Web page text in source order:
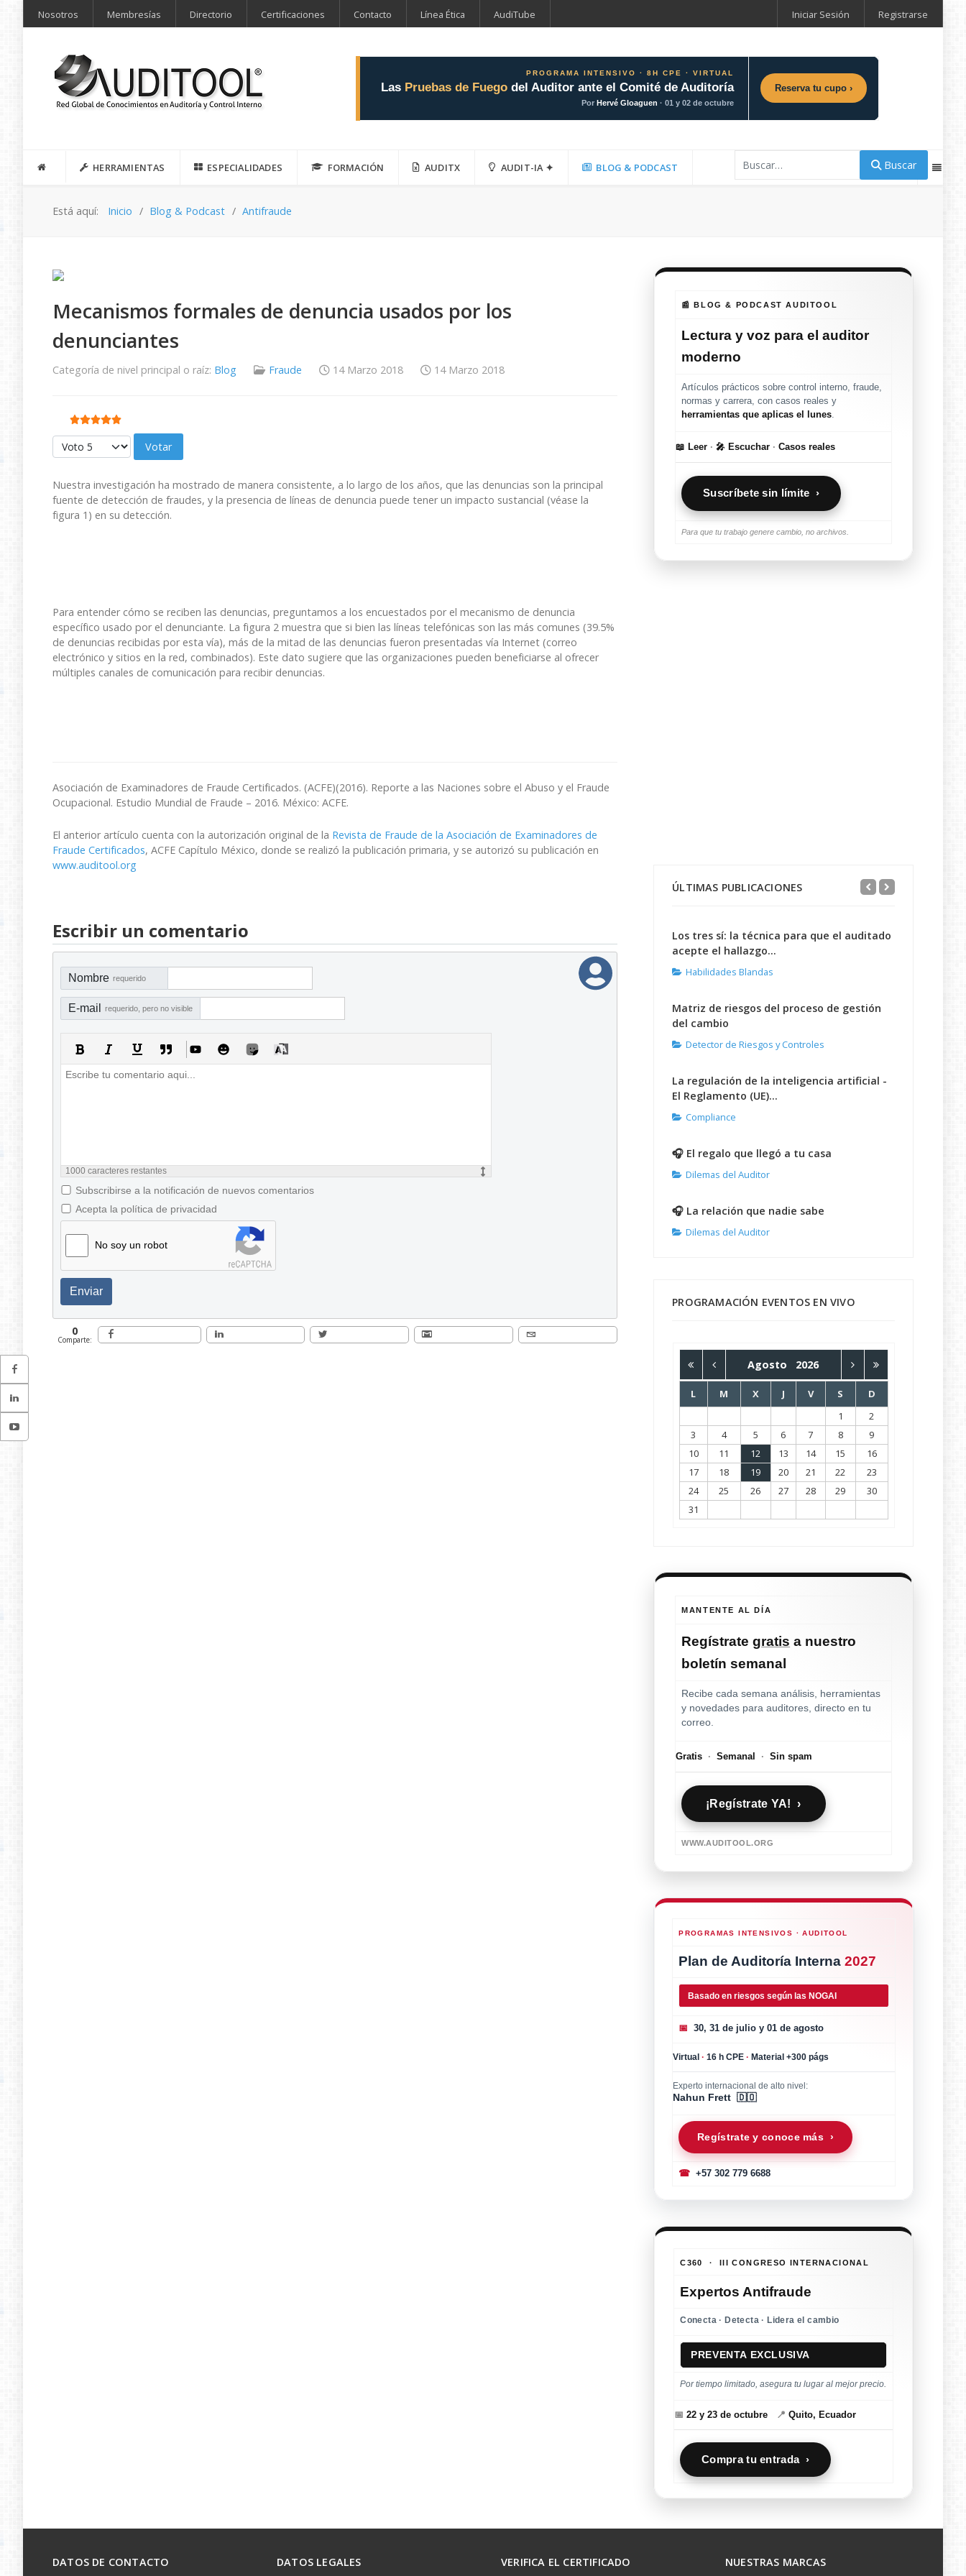
Nosotros Membresías Directorio Certificaciones Contacto Línea Ética AudiTube Iniciar Sesión Registrarse
PROGRAMA INTENSIVO · 8H CPE · VIRTUAL
Las Pruebas de Fuego del Auditor ante el Comité de Auditoría
PorHervé Gloaguen · 01 y 02 de octubre
Reserva tu cupo ›
HERRAMIENTAS ESPECIALIDADES FORMACIÓN AUDITX AUDIT-IA ✦ BLOG & PODCAST Buscar
Está aquí: Inicio Blog & Podcast Antifraude
Mecanismos formales de denuncia usados por los
denunciantes
Categoría de nivel principal o raíz: Blog Fraude 14 Marzo 2018 14 Marzo 2018
Ratio:5/5
Por favor, vote
Nuestra investigación ha mostrado de manera consistente, a lo largo de los años, que las denuncias son la principal
fuente de detección de fraudes, y la presencia de líneas de denuncia puede tener un impacto sustancial (véase la
figura 1) en su detección.
Para entender cómo se reciben las denuncias, preguntamos a los encuestados por el mecanismo de denuncia
específico usado por el denunciante. La figura 2 muestra que si bien las líneas telefónicas son las más comunes (39.5%
de denuncias recibidas por esta vía), más de la mitad de las denuncias fueron presentadas vía Internet (correo
electrónico y sitios en la red, combinados). Este dato sugiere que las organizaciones pueden beneficiarse al ofrecer
múltiples canales de comunicación para recibir denuncias.
Asociación de Examinadores de Fraude Certificados. (ACFE)(2016). Reporte a las Naciones sobre el Abuso y el Fraude
Ocupacional. Estudio Mundial de Fraude – 2016. México: ACFE.
El anterior artículo cuenta con la autorización original de la Revista de Fraude de la Asociación de Examinadores de
Fraude Certificados, ACFE Capítulo México, donde se realizó la publicación primaria, y se autorizó su publicación en
www.auditool.org
Escribir un comentario
Nombre requerido
E-mail requerido, pero no visible
1000 caracteres restantes
Subscribirse a la notificación de nuevos comentarios
Acepta la política de privacidad
No soy un robot
Enviar
0
Comparte:
📰 BLOG & PODCAST AUDITOOL
Lectura y voz para el auditor
moderno
Artículos prácticos sobre control interno, fraude,
normas y carrera, con casos reales y
herramientas que aplicas el lunes
📖 Leer · 🎤 Escuchar · Casos reales
Suscríbete sin límite ›
Para que tu trabajo genere cambio, no archivos.
ÚLTIMAS PUBLICACIONES
Los tres sí: la técnica para que el auditado
acepte el hallazgo...
Habilidades Blandas
Matriz de riesgos del proceso de gestión
del cambio
Detector de Riesgos y Controles
La regulación de la inteligencia artificial -
El Reglamento (UE)...
Compliance
🎧 El regalo que llegó a tu casa
Dilemas del Auditor
🎧 La relación que nadie sabe
Dilemas del Auditor
PROGRAMACIÓN EVENTOS EN VIVO
Agosto 2026
L M X J V S
D
1
2
3
4 5 6 7 8
9
10
11 12 13 14 15
16
17
18 19 20 21 22
23
24
25 26 27 28 29
30
31
MANTENTE AL DÍA
Regístrategratis a nuestro
boletín semanal
Recibe cada semana análisis, herramientas
y novedades para auditores, directo en tu
correo.
Gratis · Semanal · Sin spam
¡Regístrate YA! ›
WWW.AUDITOOL.ORG
PROGRAMAS INTENSIVOS · AUDITOOL
Plan de Auditoría Interna2027
Basado en riesgos según las NOGAI
📅 30, 31 de julio y 01 de agosto
Virtual· 16 h CPE· Material +300 págs
Experto internacional de alto nivel:
Nahun Frett 🇩🇴
Regístrate y conoce más ›
☎ +57 302 779 6688
C360 · III CONGRESO INTERNACIONAL
Expertos Antifraude
Conecta · Detecta · Lidera el cambio
PREVENTA EXCLUSIVA
Por tiempo limitado, asegura tu lugar al mejor precio.
📅 22 y 23 de octubre 📍 Quito, Ecuador
Compra tu entrada ›
DATOS DE CONTACTO DATOS LEGALES VERIFICA EL CERTIFICADO NUESTRAS MARCAS